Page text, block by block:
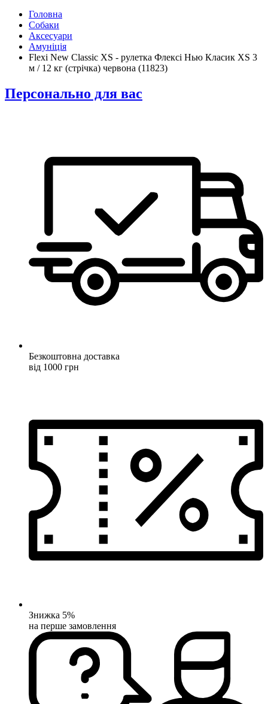
Головна
Собаки
Аксесуари
Амуніція
Flexi New Classic XS - рулетка Флексі Нью Класик XS 3
м / 12 кг (стрічка) червона (11823)
Персонально для вас
Безкоштовна доставка
від 1000 грн
Знижка 5%
на перше замовлення